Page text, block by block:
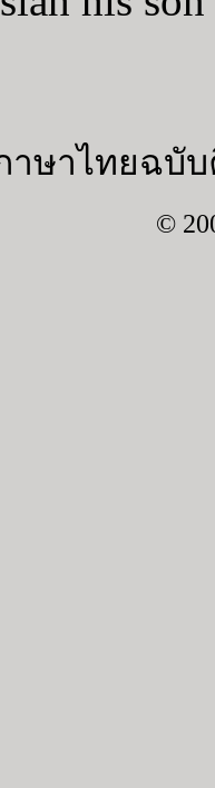
ษาไทยฉบับ
©